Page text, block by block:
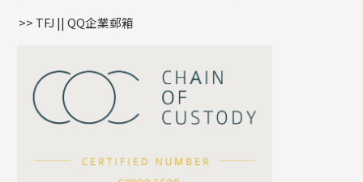
公司名稱
嘴唇鏈系列
S車花鏈系列
珍珠鏈系列
坦克鏈系列
滿天星鏈系列
方假繩鏈系列
星座吊墜
珠扣
>> TFJ || QQ企業郵箱